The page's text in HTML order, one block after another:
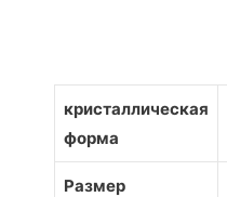
кристаллическая
форма
Размер